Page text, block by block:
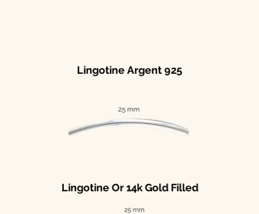
Lingotine Argent 925
Lingotine Or 14k Gold Filled